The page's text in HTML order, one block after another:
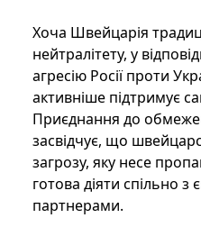
Хоча Швейцарія
нейтралітету, у
агресію Росії проти
активніше підтримує
Приєднання до
засвідчує, що
загрозу, яку несе
готова діяти спільно
партнерами.